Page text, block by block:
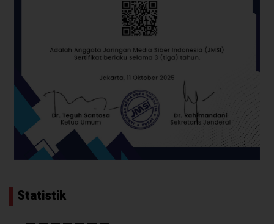
Statistik